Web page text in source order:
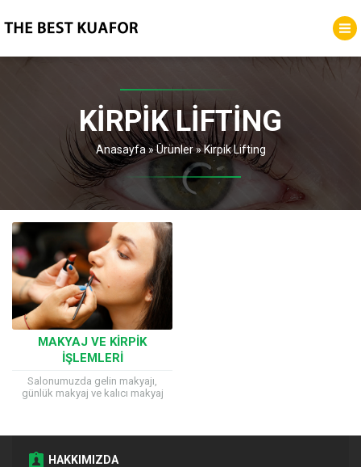
KIRPIK LIFTING
Anasayfa»Ürünler»Kirpik Lifting
MAKYAJ VE KIRPIK
İŞLEMLERI
Salonumuzda gelin makyajı,
günlük makyaj ve kalıcı makyaj
HAKKIMIZDA